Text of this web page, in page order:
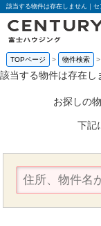
該当する物件は存在しません｜
TOPページ 物件検索
該当する物件は存在し
お探しの
下記